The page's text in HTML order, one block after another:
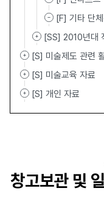
[F] 기타 단
[SS] 2010년대
[S] 미술제도 관련
[S] 미술교육 자료
[S] 개인 자료
창고보관 및